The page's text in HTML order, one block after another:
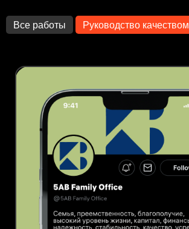
Все работы Руководство качеством